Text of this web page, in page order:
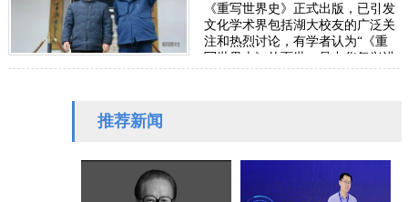
《重写世界史》正式出版，已引发
文化学术界包括湖大校友的广泛关
注和热烈讨论，有学者认为“《重
写世界史》的面世，是中华复兴进
推荐新闻